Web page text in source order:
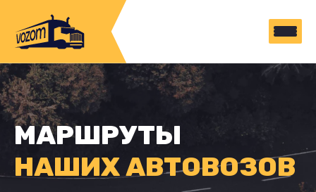
МАРШРУТЫ
НАШИХ АВТОВОЗОВ